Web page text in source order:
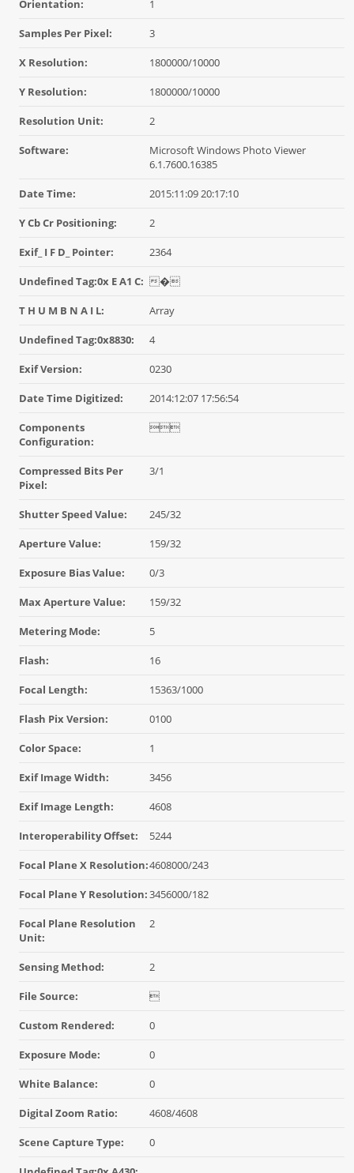
Orientation: 1
Samples Per Pixel: 3
X Resolution: 1800000/10000
Y Resolution: 1800000/10000
Resolution Unit: 2
Software:
Microsoft Windows Photo Viewer
6.1.7600.16385
Date Time: 2015:11:09 20:17:10
Y Cb Cr Positioning: 2
Exif_ I F D_ Pointer: 2364
Undefined Tag:0x E A1 C: �
T H U M B N A I L: Array
Undefined Tag:0x8830: 4
Exif Version: 0230
Date Time Digitized: 2014:12:07 17:56:54
Components
Configuration:

Compressed Bits Per
Pixel:
3/1
Shutter Speed Value: 245/32
Aperture Value: 159/32
Exposure Bias Value: 0/3
Max Aperture Value: 159/32
Metering Mode: 5
Flash: 16
Focal Length: 15363/1000
Flash Pix Version: 0100
Color Space: 1
Exif Image Width: 3456
Exif Image Length: 4608
Interoperability Offset: 5244
Focal Plane X Resolution:4608000/243
Focal Plane Y Resolution:3456000/182
Focal Plane Resolution
Unit:
2
Sensing Method: 2
File Source: 
Custom Rendered: 0
Exposure Mode: 0
White Balance: 0
Digital Zoom Ratio: 4608/4608
Scene Capture Type: 0